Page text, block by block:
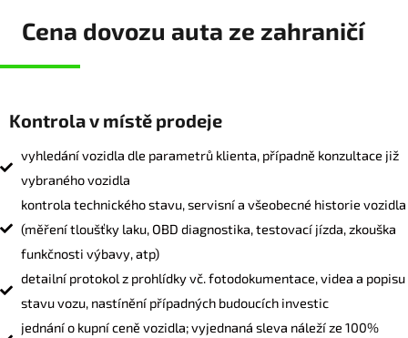
Cena dovozu auta ze zahraničí
Kontrola v místě prodeje
vyhledání vozidla dle parametrů klienta, případně konzultace již
vybraného vozidla
kontrola technického stavu, servisní a všeobecné historie vozidla
(měření tloušťky laku, OBD diagnostika, testovací jízda, zkouška
funkčnosti výbavy, atp)
detailní protokol z prohlídky vč. fotodokumentace, videa a popisu
stavu vozu, nastínění případných budoucích investic
jednání o kupní ceně vozidla; vyjednaná sleva náleží ze 100%